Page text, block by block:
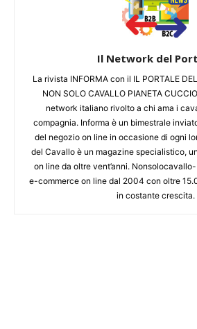
Il Network del
La rivista INFORMA con il IL PORTALE
NON SOLO CAVALLO PIANETA
network italiano rivolto a chi ama i
compagnia. Informa è un bimestrale
del negozio on line in occasione di ogni
del Cavallo è un magazine specialistico,
on line da oltre vent’anni.
e-commerce on line dal 2004 con oltre
in costante crescita.